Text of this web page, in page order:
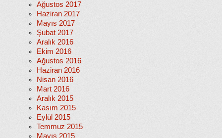
Ağustos 2017
Haziran 2017
Mayıs 2017
Şubat 2017
Aralık 2016
Ekim 2016
Ağustos 2016
Haziran 2016
Nisan 2016
Mart 2016
Aralık 2015
Kasım 2015
Eylül 2015
Temmuz 2015
Mayıs 2015